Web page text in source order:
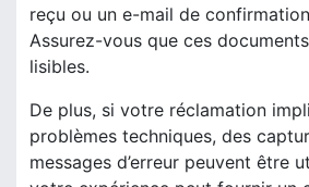
reçu ou un e-mail de
Assurez-vous que ces
lisibles.
De plus, si votre réclamation
problèmes techniques, des
messages d’erreur peuvent être